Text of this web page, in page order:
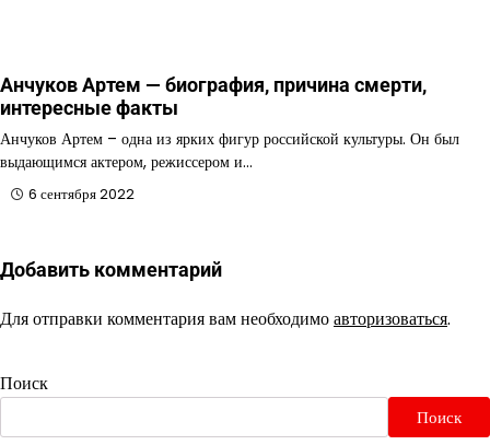
Анчуков Артем — биография, причина смерти,
интересные факты
Анчуков Артем – одна из ярких фигур российской культуры. Он был
выдающимся актером, режиссером и…
6 сентября 2022
Добавить комментарий
Для отправки комментария вам необходимоавторизоваться.
Поиск
Поиск